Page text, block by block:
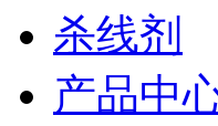
杀线剂
产品中